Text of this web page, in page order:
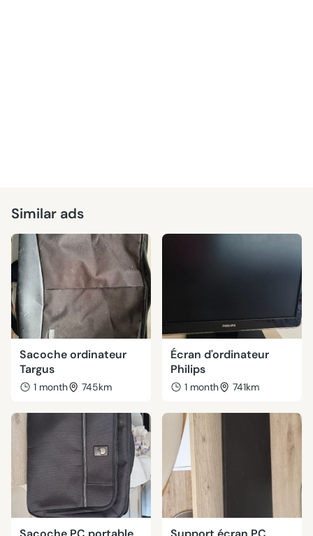
Similar ads
Sacoche ordinateur
Targus
1 month 745km
Écran d'ordinateur
Philips
1 month 741km